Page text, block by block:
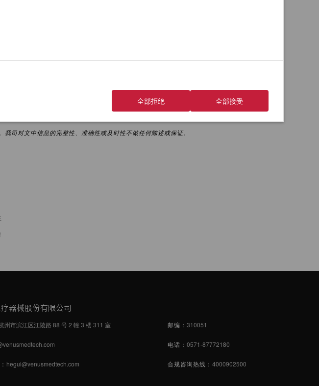
司对文中信息的完整性、准确性或及时性不做任何陈述或保证。
器械股份有限公司
州市滨江区江陵路 88 号 2 幢 3 楼 311 室 邮编： 310051
电话： 0571-87772180
hegui@venusmedtech.com 合规咨询热线： 4000902500
全部拒绝 全部接受